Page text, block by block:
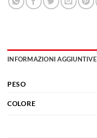
INFORMAZIONI AGGIUNTIVE
PESO
COLORE